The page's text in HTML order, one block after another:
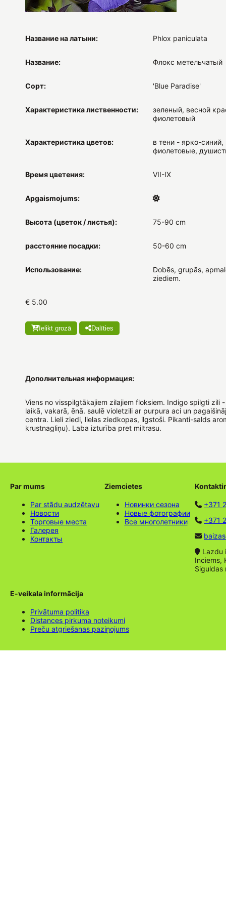
Название на латыни: Phlox paniculata
Название: Флокс метельчатый
Сорт: 'Blue Paradise'
Характеристика лиственности:
зеленый, весной
фиолетовый
Характеристика цветов:
в тени - ярко-
фиолетовые,
Время цветения: VII-IX
Apgaismojums:
Высота (цветок / листья): 75-90 cm
расстояние посадки: 50-60 cm
Использование:
Dobēs, grupās,
ziediem.
€ 5.00
Ielikt grozā Dalīties
Дополнительная информация:
Viens no visspilgtākajiem zilajiem floksiem. Indigo spilgti zili
laikā, vakarā, ēnā. saulē violetzili ar purpura aci un
centra. Lieli ziedi, lielas ziedkopas, ilgstoši. Pikanti-salds
krustnagliņu). Laba izturība pret miltrasu.
Par mums
Par stādu audzētavu
Новости
Торговые места
Галерея
Контакты
Ziemcietes
Новинки сезона
Новые фотографии
Все многолетники
+371
+371
Lazdu
Inciems,
Siguldas
E-veikala informācija
Privātuma politika
Distances pirkuma noteikumi
Preču atgriešanas paziņojums